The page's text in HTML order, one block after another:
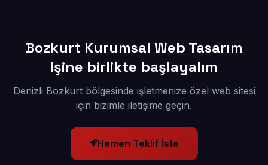
Bozkurt Kurumsal Web Tasarım
işine birlikte başlayalım
Denizli Bozkurt bölgesinde işletmenize özel web sitesi
için bizimle iletişime geçin.
Hemen Teklif İste